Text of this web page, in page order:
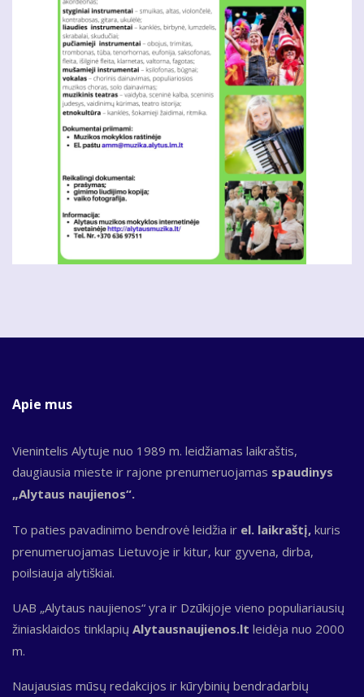
Apie mus
Vienintelis Alytuje nuo 1989 m. leidžiamas laikraštis,
daugiausia mieste ir rajone prenumeruojamas spaudinys
„Alytaus naujienos“.
To paties pavadinimo bendrovė leidžia ir el. laikraštį, kuris
prenumeruojamas Lietuvoje ir kitur, kur gyvena, dirba,
poilsiauja alytiškiai.
UAB „Alytaus naujienos“ yra ir Dzūkijoje vieno populiariausių
žiniasklaidos tinklapių Alytausnaujienos.lt leidėja nuo 2000
m.
Naujausias mūsų redakcijos ir kūrybinių bendradarbių